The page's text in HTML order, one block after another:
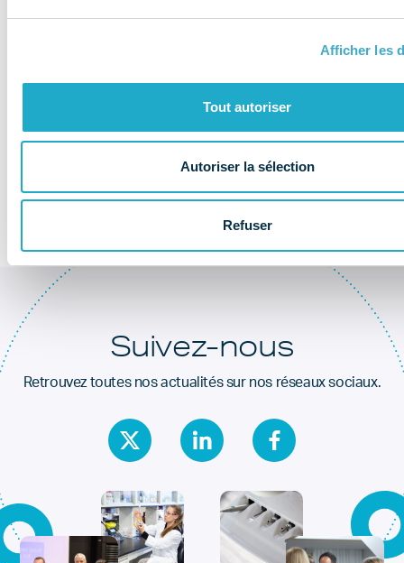
Afficher les
Tout autoriser
Autoriser la sélection
Refuser
Au coeur de la
santé dentaire
Suivez-nous
Retrouvez toutes nos actualités sur nos réseaux sociaux.